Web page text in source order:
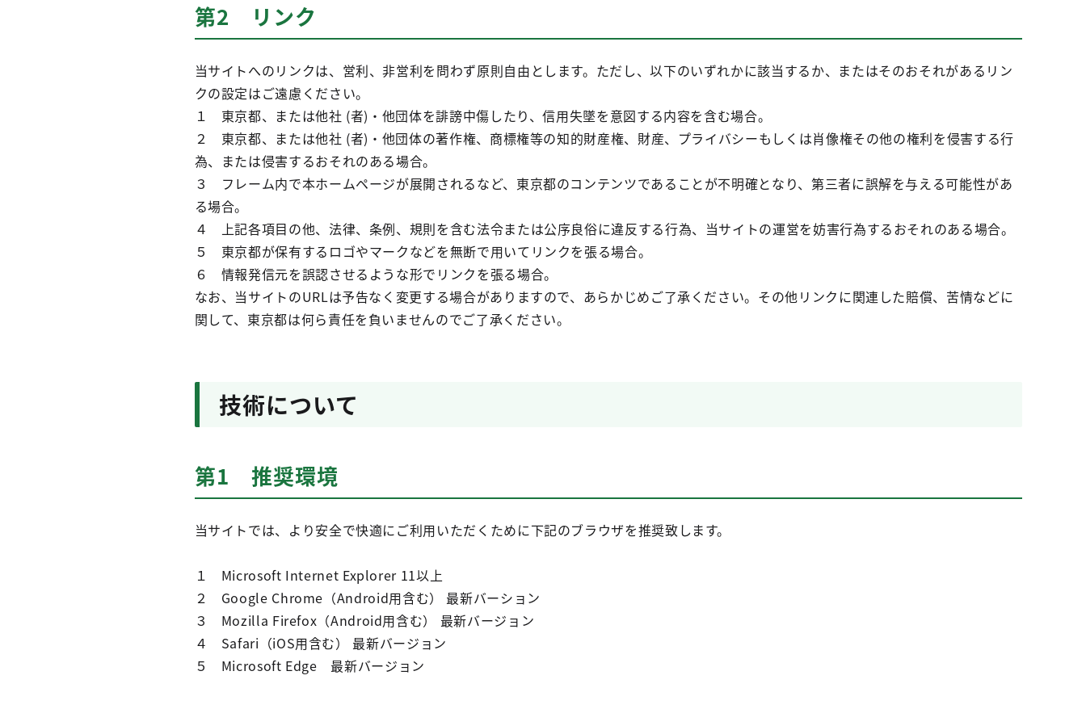
第2 リンク
当サイトへのリンクは、営利、非営利を問わず原則自由とします。ただし、以下のいずれかに該当するか、またはそのおそれがあるリン
クの設定はご遠慮ください。
１ 東京都、または他社 (者)・他団体を誹謗中傷したり、信用失墜を意図する内容を含む場合。
２ 東京都、または他社 (者)・他団体の著作権、商標権等の知的財産権、財産、プライバシーもしくは肖像権その他の権利を侵害する行
為、または侵害するおそれのある場合。
３ フレーム内で本ホームページが展開されるなど、東京都のコンテンツであることが不明確となり、第三者に誤解を与える可能性があ
る場合。
４ 上記各項目の他、法律、条例、規則を含む法令または公序良俗に違反する行為、当サイトの運営を妨害行為するおそれのある場合。
５ 東京都が保有するロゴやマークなどを無断で用いてリンクを張る場合。
６ 情報発信元を誤認させるような形でリンクを張る場合。
なお、当サイトのURLは予告なく変更する場合がありますので、あらかじめご了承ください。その他リンクに関連した賠償、苦情などに
関して、東京都は何ら責任を負いませんのでご了承ください。
技術について
第1 推奨環境
当サイトでは、より安全で快適にご利用いただくために下記のブラウザを推奨致します。
１ Microsoft Internet Explorer 11以上
２ Google Chrome（Android用含む） 最新バーション
３ Mozilla Firefox（Android用含む） 最新バージョン
４ Safari（iOS用含む） 最新バージョン
５ Microsoft Edge 最新バージョン